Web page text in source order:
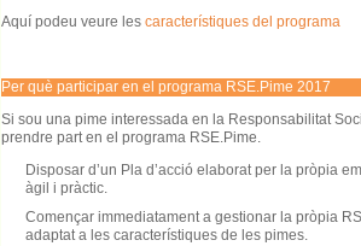
Aquí podeu veure les característiques del programa
Per què participar en el programa RSE.Pime 2017
Si sou una pime interessada en la Responsabilitat
prendre part en el programa RSE.Pime.
Disposar d’un Pla d’acció elaborat per la pròpia
àgil i pràctic.
Començar immediatament a gestionar la pròpia
adaptat a les característiques de les pimes.